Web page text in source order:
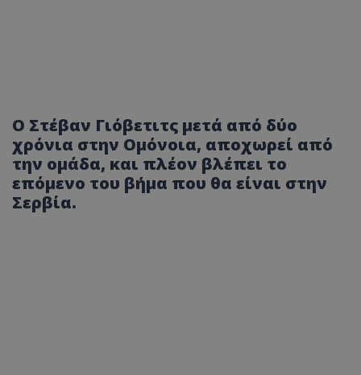
Ο Στέβαν Γιόβετιτς μετά από δύο
χρόνια στην Ομόνοια, αποχωρεί από
την ομάδα, και πλέον βλέπει το
επόμενο του βήμα που θα είναι στην
Σερβία.